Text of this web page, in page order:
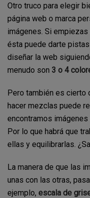
Otro truco para elegir
página web o marca
imágenes. Si empiezas
ésta puede darte
diseñar la web
menudo son 3 o 4
Pero también es cierto
hacer mezclas puede
encontramos imágenes
Por lo que habrá que
ellas y equilibrarlas.
La manera de que las
unas con las otras,
ejemplo, escala de